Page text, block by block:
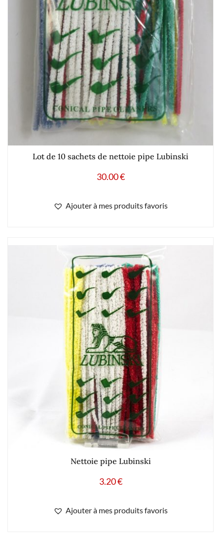
Lot de 10 sachets de nettoie pipe Lubinski
30.00€
Ajouter à mes produits favoris
Nettoie pipe Lubinski
3.20€
Ajouter à mes produits favoris